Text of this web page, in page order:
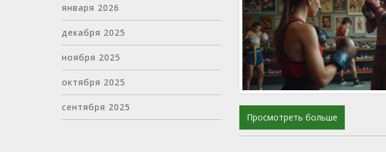
Просмотреть больше
января 2026
декабря 2025
ноября 2025
октября 2025
сентября 2025